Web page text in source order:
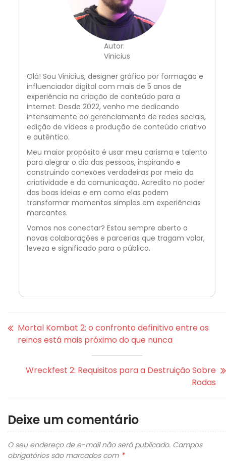
Autor:
Vinicius
Olá! Sou Vinicius, designer gráfico por formação e
influenciador digital com mais de 5 anos de
experiência na criação de conteúdo para a
internet. Desde 2022, venho me dedicando
intensamente ao gerenciamento de redes sociais,
edição de vídeos e produção de conteúdo criativo
e autêntico.
Meu maior propósito é usar meu carisma e talento
para alegrar o dia das pessoas, inspirando e
construindo conexões verdadeiras por meio da
criatividade e da comunicação. Acredito no poder
das boas ideias e em como elas podem
transformar momentos simples em experiências
marcantes.
Vamos nos conectar? Estou sempre aberto a
novas colaborações e parcerias que tragam valor,
leveza e significado para o público.
Mortal Kombat 2: o confronto definitivo entre os
reinos está mais próximo do que nunca
Wreckfest 2: Requisitos para a Destruição Sobre
Rodas
Deixe um comentário
O seu endereço de e-mail não será publicado. Campos
obrigatórios são marcados com *